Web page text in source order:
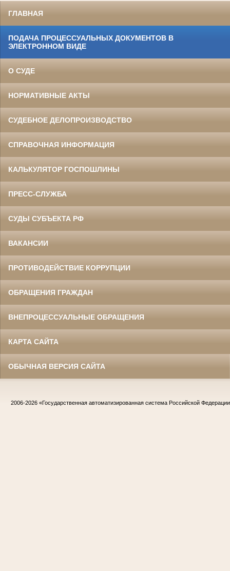
ГЛАВНАЯ
ПОДАЧА ПРОЦЕССУАЛЬНЫХ ДОКУМЕНТОВ В
ЭЛЕКТРОННОМ ВИДЕ
О СУДЕ
НОРМАТИВНЫЕ АКТЫ
СУДЕБНОЕ ДЕЛОПРОИЗВОДСТВО
СПРАВОЧНАЯ ИНФОРМАЦИЯ
КАЛЬКУЛЯТОР ГОСПОШЛИНЫ
ПРЕСС-СЛУЖБА
СУДЫ СУБЪЕКТА РФ
ВАКАНСИИ
ПРОТИВОДЕЙСТВИЕ КОРРУПЦИИ
ОБРАЩЕНИЯ ГРАЖДАН
ВНЕПРОЦЕССУАЛЬНЫЕ ОБРАЩЕНИЯ
КАРТА САЙТА
ОБЫЧНАЯ ВЕРСИЯ САЙТА
2006-2026 «Государственная автоматизированная система Российской